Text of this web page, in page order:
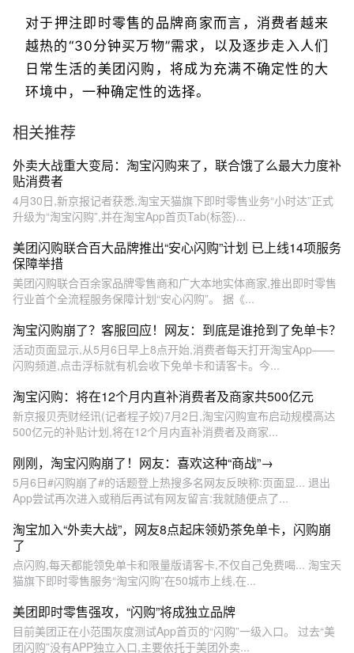
对于押注即时零售的品牌商家而言，消费者越来
越热的“30分钟买万物”需求，以及逐步走入人们
日常生活的美团闪购，将成为充满不确定性的大
环境中，一种确定性的选择。
相关推荐
外卖大战重大变局：淘宝闪购来了，联合饿了么最大力度补
贴消费者
4月30日,新京报记者获悉,淘宝天猫旗下即时零售业务“小时达”正式
升级为“淘宝闪购”,并在淘宝App首页Tab(标签)...
美团闪购联合百大品牌推出“安心闪购”计划 已上线14项服务
保障举措
美团闪购联合百余家品牌零售商和广大本地实体商家,推出即时零售
行业首个全流程服务保障计划“安心闪购”。 据《...
淘宝闪购崩了？客服回应！网友：到底是谁抢到了免单卡？
活动页面显示,从5月6日早上8点开始,消费者每天打开淘宝App——
闪购频道,点击浮标就有机会收下免单卡和请客卡。今...
淘宝闪购：将在12个月内直补消费者及商家共500亿元
新京报贝壳财经讯(记者程子姣)7月2日,淘宝闪购宣布启动规模高达
500亿元的补贴计划,将在12个月内直补消费者及商家...
刚刚，淘宝闪购崩了！网友：喜欢这种“商战”→
5月6日#闪购崩了#的话题登上热搜多名网友反映称:页面显... 退出
App尝试再次进入或稍后再试有网友留言:我就随便点了...
淘宝加入“外卖大战”，网友8点起床领奶茶免单卡，闪购崩
了
点闪购,每天都能领免单卡和限量版请客卡,不仅自己免费喝... 淘宝天
猫旗下即时零售服务“淘宝闪购”在50城市上线,在...
美团即时零售强攻，“闪购”将成独立品牌
目前美团正在小范围灰度测试App首页的“闪购”一级入口。 过去“美
团闪购”没有APP独立入口,主要依托于美团外卖...